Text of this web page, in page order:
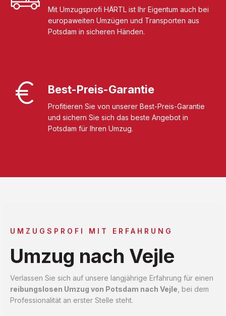
Mit Umzugsprofi HÄRTL ist Ihr Eigentum auch bei
europaweiten Umzügen und Transporten aus
Potsdam in sicheren Händen.
Best-Preis-Garantie
Profitieren Sie von unserer Best-Preis-Garantie
und sichern Sie sich das beste Angebot in
Potsdam für Ihren Umzug.
UMZUGSPROFI MIT ERFAHRUNG
Umzug nach Vejle
Verlassen Sie sich auf unsere langjährige Erfahrung für einen
reibungslosen Umzug von Potsdam nach Vejle , bei dem
Professionalität an erster Stelle steht.